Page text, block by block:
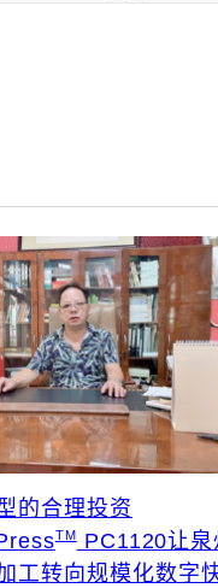
的合理投资
TMPC1120让泉
工转向规模化数字